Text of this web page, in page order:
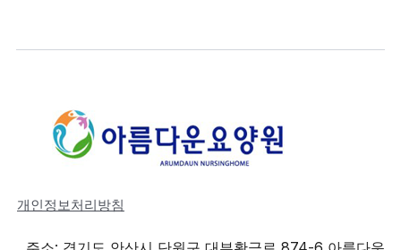
개인정보처리방침